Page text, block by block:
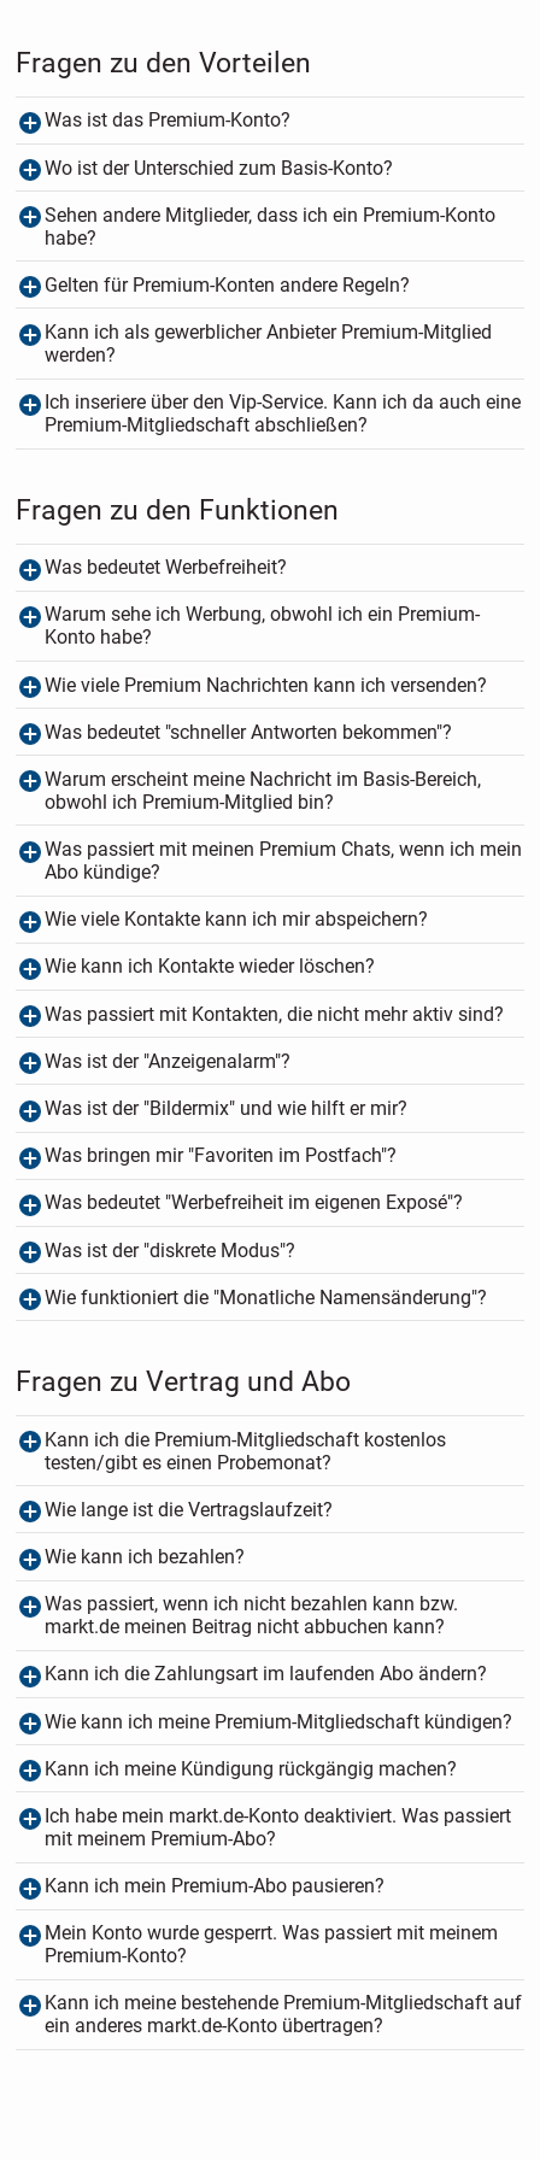
Fragen zu den Vorteilen
Was ist das Premium-Konto?
Wo ist der Unterschied zum Basis-Konto?
Sehen andere Mitglieder, dass ich ein Premium-Konto
habe?
Gelten für Premium-Konten andere Regeln?
Kann ich als gewerblicher Anbieter Premium-Mitglied
werden?
Ich inseriere über den Vip-Service. Kann ich da auch eine
Premium-Mitgliedschaft abschließen?
Fragen zu den Funktionen
Was bedeutet Werbefreiheit?
Warum sehe ich Werbung, obwohl ich ein Premium-
Konto habe?
Wie viele Premium Nachrichten kann ich versenden?
Was bedeutet "schneller Antworten bekommen"?
Warum erscheint meine Nachricht im Basis-Bereich,
obwohl ich Premium-Mitglied bin?
Was passiert mit meinen Premium Chats, wenn ich mein
Abo kündige?
Wie viele Kontakte kann ich mir abspeichern?
Wie kann ich Kontakte wieder löschen?
Was passiert mit Kontakten, die nicht mehr aktiv sind?
Was ist der "Anzeigenalarm"?
Was ist der "Bildermix" und wie hilft er mir?
Was bringen mir "Favoriten im Postfach"?
Was bedeutet "Werbefreiheit im eigenen Exposé"?
Was ist der "diskrete Modus"?
Wie funktioniert die "Monatliche Namensänderung"?
Fragen zu Vertrag und Abo
Kann ich die Premium-Mitgliedschaft kostenlos
testen/gibt es einen Probemonat?
Wie lange ist die Vertragslaufzeit?
Wie kann ich bezahlen?
Was passiert, wenn ich nicht bezahlen kann bzw.
markt.de meinen Beitrag nicht abbuchen kann?
Kann ich die Zahlungsart im laufenden Abo ändern?
Wie kann ich meine Premium-Mitgliedschaft kündigen?
Kann ich meine Kündigung rückgängig machen?
Ich habe mein markt.de-Konto deaktiviert. Was passiert
mit meinem Premium-Abo?
Kann ich mein Premium-Abo pausieren?
Mein Konto wurde gesperrt. Was passiert mit meinem
Premium-Konto?
Kann ich meine bestehende Premium-Mitgliedschaft auf
ein anderes markt.de-Konto übertragen?